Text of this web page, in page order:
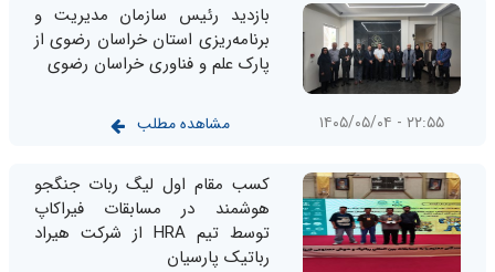
بازدید رئیس سازمان مدیریت و
برنامه‌ریزی استان خراسان رضوی از
پارک علم و فناوری خراسان رضوی
۲۲:۵۵ - ۱۴۰۵/۰۵/۰۴ مشاهده مطلب
کسب مقام اول لیگ ربات جنگجو
هوشمند در مسابقات فیراکاپ
توسط تیم HRA از شرکت هیراد
رباتیک پارسیان